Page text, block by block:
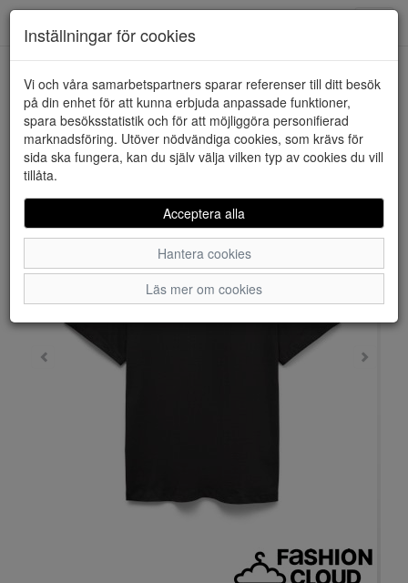
HEM VERO MODA
Inställningar för cookies
Vi och våra samarbetspartners sparar referenser till ditt besök
på din enhet för att kunna erbjuda anpassade funktioner,
spara besöksstatistik och för att möjliggöra personifierad
marknadsföring. Utöver nödvändiga cookies, som krävs för
sida ska fungera, kan du själv välja vilken typ av cookies du vill
tillåta.
Acceptera alla
Hantera cookies
Läs mer om cookies